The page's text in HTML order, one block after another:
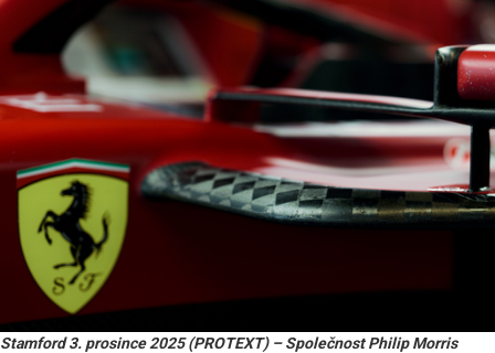
Stamford 3. prosince 2025 (PROTEXT) – Společnost Philip Morris